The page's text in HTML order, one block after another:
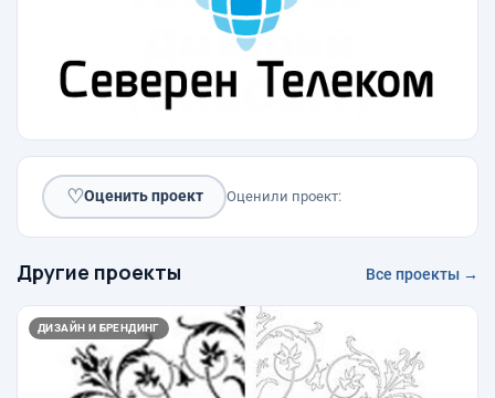
♡Оценить проект Оценили проект:
Другие проекты Все проекты →
ДИЗАЙН И БРЕНДИНГ